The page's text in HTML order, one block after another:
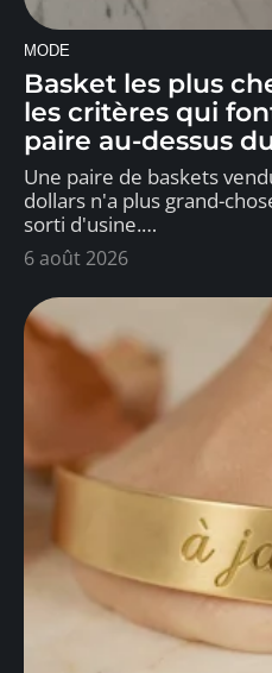
MODE
Basket les plus
les critères qui
paire au-dessus
Une paire de baskets
dollars n'a plus grand-
sorti d'usine.…
6 août 2026